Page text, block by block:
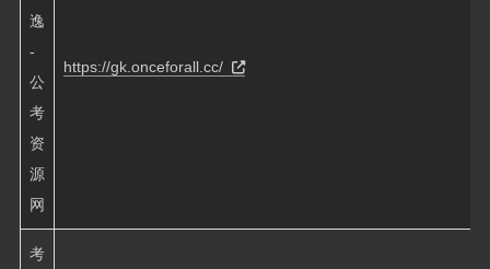
逸
-
公
考
资
源
网
https://gk.onceforall.cc/
‍⁢⁣‍‍‬⁣⁤⁢⁡‬‬⁢‌ ‌⁤‌⁢⁣⁡⁣ ‬‍⁤‍⁣‍⁤‍⁢⁡‍⁡‍‬⁣ ‌考